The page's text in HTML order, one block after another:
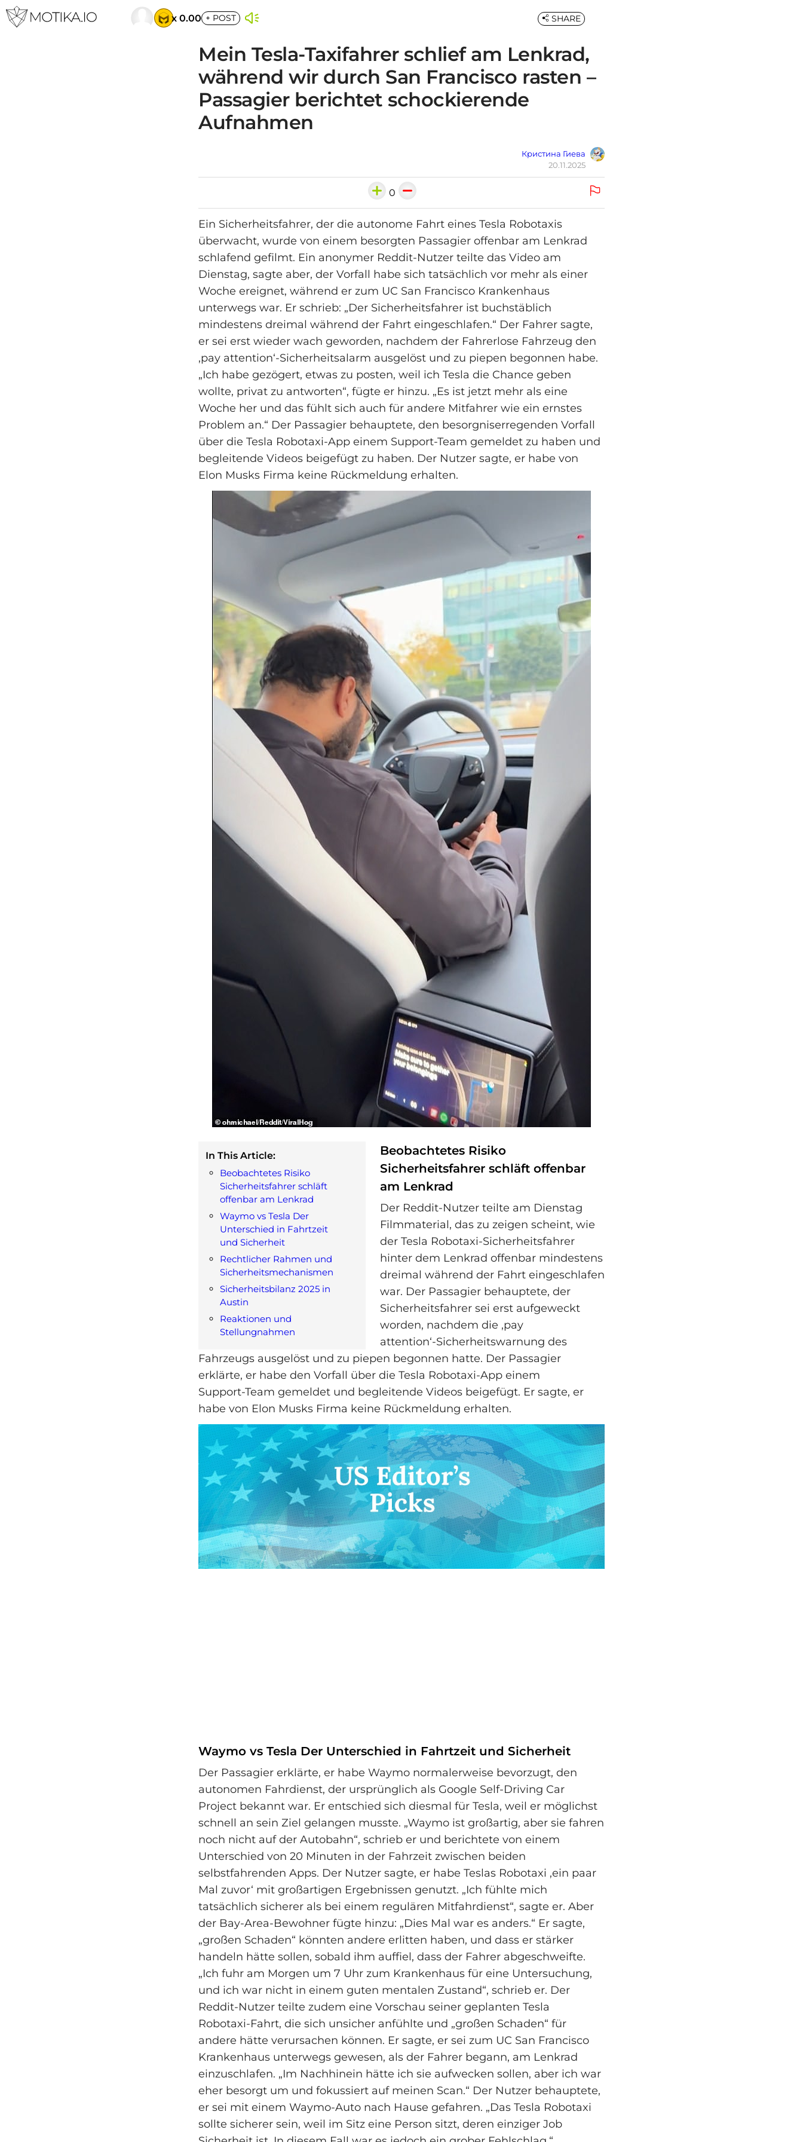
x 0.00 + POST
Mein Tesla‑Taxifahrer schlief am Lenkrad,
während wir durch San Francisco rasten –
Passagier berichtet schockierende
Aufnahmen
Кристина Гиева
20.11.2025
SHARE
0
Ein Sicherheitsfahrer, der die autonome Fahrt eines Tesla Robotaxis
überwacht, wurde von einem besorgten Passagier offenbar am Lenkrad
schlafend gefilmt. Ein anonymer Reddit-Nutzer teilte das Video am
Dienstag, sagte aber, der Vorfall habe sich tatsächlich vor mehr als einer
Woche ereignet, während er zum UC San Francisco Krankenhaus
unterwegs war. Er schrieb: „Der Sicherheitsfahrer ist buchstäblich
mindestens dreimal während der Fahrt eingeschlafen.“ Der Fahrer sagte,
er sei erst wieder wach geworden, nachdem der Fahrerlose Fahrzeug den
‚pay attention‘‑Sicherheitsalarm ausgelöst und zu piepen begonnen habe.
„Ich habe gezögert, etwas zu posten, weil ich Tesla die Chance geben
wollte, privat zu antworten“, fügte er hinzu. „Es ist jetzt mehr als eine
Woche her und das fühlt sich auch für andere Mitfahrer wie ein ernstes
Problem an.“ Der Passagier behauptete, den besorgniserregenden Vorfall
über die Tesla Robotaxi‑App einem Support‑Team gemeldet zu haben und
begleitende Videos beigefügt zu haben. Der Nutzer sagte, er habe von
Elon Musks Firma keine Rückmeldung erhalten.
In This Article:
Beobachtetes Risiko
Sicherheitsfahrer schläft
offenbar am Lenkrad
Waymo vs Tesla Der
Unterschied in Fahrtzeit
und Sicherheit
Rechtlicher Rahmen und
Sicherheitsmechanismen
Sicherheitsbilanz 2025 in
Austin
Reaktionen und
Stellungnahmen
Beobachtetes Risiko
Sicherheitsfahrer schläft offenbar
am Lenkrad
Der Reddit‑Nutzer teilte am Dienstag
Filmmaterial, das zu zeigen scheint, wie
der Tesla Robotaxi‑Sicherheitsfahrer
hinter dem Lenkrad offenbar mindestens
dreimal während der Fahrt eingeschlafen
war. Der Passagier behauptete, der
Sicherheitsfahrer sei erst aufgeweckt
worden, nachdem die ‚pay
attention‘‑Sicherheitswarnung des
Fahrzeugs ausgelöst und zu piepen begonnen hatte. Der Passagier
erklärte, er habe den Vorfall über die Tesla Robotaxi‑App einem
Support‑Team gemeldet und begleitende Videos beigefügt. Er sagte, er
habe von Elon Musks Firma keine Rückmeldung erhalten.
Waymo vs Tesla Der Unterschied in Fahrtzeit und Sicherheit
Der Passagier erklärte, er habe Waymo normalerweise bevorzugt, den
autonomen Fahrdienst, der ursprünglich als Google Self‑Driving Car
Project bekannt war. Er entschied sich diesmal für Tesla, weil er möglichst
schnell an sein Ziel gelangen musste. „Waymo ist großartig, aber sie fahren
noch nicht auf der Autobahn“, schrieb er und berichtete von einem
Unterschied von 20 Minuten in der Fahrzeit zwischen beiden
selbstfahrenden Apps. Der Nutzer sagte, er habe Teslas Robotaxi ‚ein paar
Mal zuvor‘ mit großartigen Ergebnissen genutzt. „Ich fühlte mich
tatsächlich sicherer als bei einem regulären Mitfahrdienst“, sagte er. Aber
der Bay‑Area‑Bewohner fügte hinzu: „Dies Mal war es anders.“ Er sagte,
„großen Schaden“ könnten andere erlitten haben, und dass er stärker
handeln hätte sollen, sobald ihm auffiel, dass der Fahrer abgeschweifte.
„Ich fuhr am Morgen um 7 Uhr zum Krankenhaus für eine Untersuchung,
und ich war nicht in einem guten mentalen Zustand“, schrieb er. Der
Reddit‑Nutzer teilte zudem eine Vorschau seiner geplanten Tesla
Robotaxi‑Fahrt, die sich unsicher anfühlte und „großen Schaden“ für
andere hätte verursachen können. Er sagte, er sei zum UC San Francisco
Krankenhaus unterwegs gewesen, als der Fahrer begann, am Lenkrad
einzuschlafen. „Im Nachhinein hätte ich sie aufwecken sollen, aber ich war
eher besorgt um und fokussiert auf meinen Scan.“ Der Nutzer behauptete,
er sei mit einem Waymo‑Auto nach Hause gefahren. „Das Tesla Robotaxi
sollte sicherer sein, weil im Sitz eine Person sitzt, deren einziger Job